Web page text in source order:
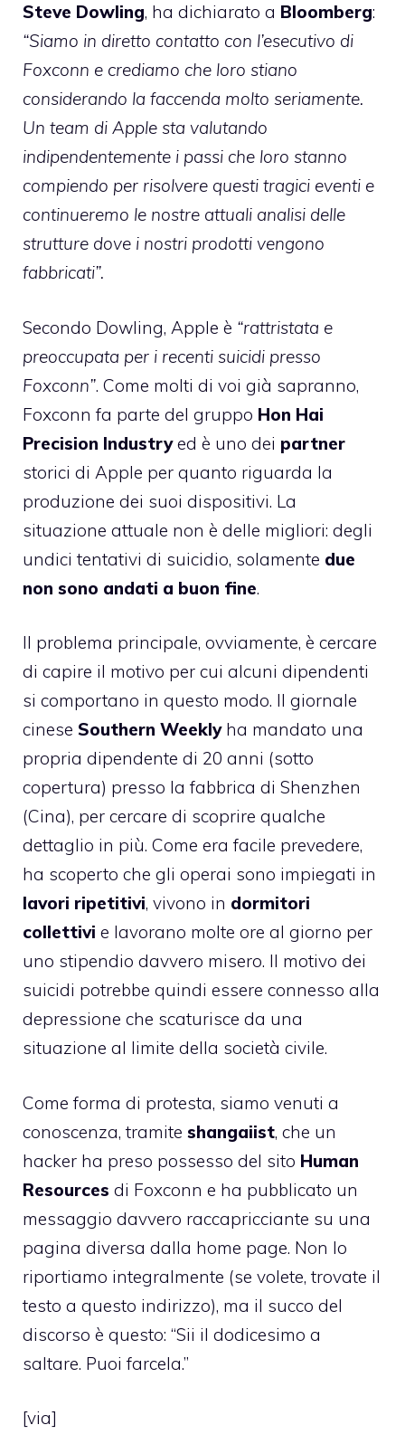
Steve Dowling, ha dichiarato a Bloomberg:
“Siamo in diretto contatto con l’esecutivo di
Foxconn e crediamo che loro stiano
considerando la faccenda molto seriamente.
Un team di Apple sta valutando
indipendentemente i passi che loro stanno
compiendo per risolvere questi tragici eventi e
continueremo le nostre attuali analisi delle
strutture dove i nostri prodotti vengono
fabbricati”.
Secondo Dowling, Apple è “rattristata e
preoccupata per i recenti suicidi presso
Foxconn”. Come molti di voi già sapranno,
Foxconn fa parte del gruppo Hon Hai
Precision Industryed è uno dei partner
storici di Apple per quanto riguarda la
produzione dei suoi dispositivi. La
situazione attuale non è delle migliori: degli
undici tentativi di suicidio, solamente due
non sono andati a buon fine.
Il problema principale, ovviamente, è cercare
di capire il motivo per cui alcuni dipendenti
si comportano in questo modo. Il giornale
cinese Southern Weeklyha mandato una
propria dipendente di 20 anni (sotto
copertura) presso la fabbrica di Shenzhen
(Cina), per cercare di scoprire qualche
dettaglio in più. Come era facile prevedere,
ha scoperto che gli operai sono impiegati in
lavori ripetitivi, vivono in dormitori
collettivi e lavorano molte ore al giorno per
uno stipendio davvero misero. Il motivo dei
suicidi potrebbe quindi essere connesso alla
depressione che scaturisce da una
situazione al limite della società civile.
Come forma di protesta, siamo venuti a
conoscenza, tramite shangaiist, che un
hacker ha preso possesso del sito Human
Resources di Foxconn e ha pubblicato un
messaggio davvero raccapricciante su una
pagina diversa dalla home page. Non lo
riportiamo integralmente (se volete, trovate il
testo a questo indirizzo), ma il succo del
discorso è questo: “Sii il dodicesimo a
saltare. Puoi farcela.”
[via]